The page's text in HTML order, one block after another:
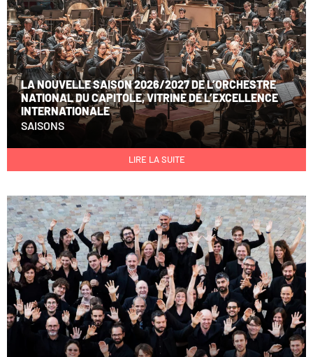
LA NOUVELLE SAISON 2026/2027 DE L’ORCHESTRE
NATIONAL DU CAPITOLE, VITRINE DE L’EXCELLENCE
INTERNATIONALE
SAISONS
LIRE LA SUITE